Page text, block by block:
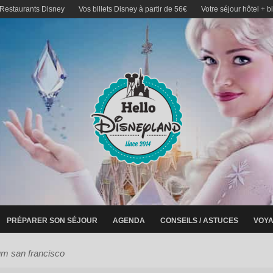
Disney Vos billets Disney à partir de 56€ Votre séjour hôtel +
PRÉPARER SON SÉJOUR AGENDA CONSEILS / ASTUCES
san francisco